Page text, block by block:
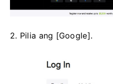
2. Pilia ang [Google].